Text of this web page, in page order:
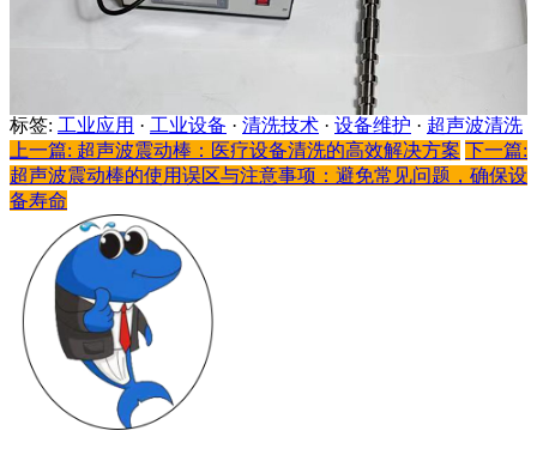
标签: 工业应用 · 工业设备 · 清洗技术 · 设备维护 · 超声波清洗
上一篇: 超声波震动棒：医疗设备清洗的高效解决方案
下一篇:
超声波震动棒的使用误区与注意事项：避免常见问题，确保设
备寿命